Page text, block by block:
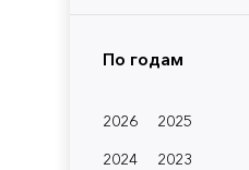
По годам
2026
2025
2024
2023